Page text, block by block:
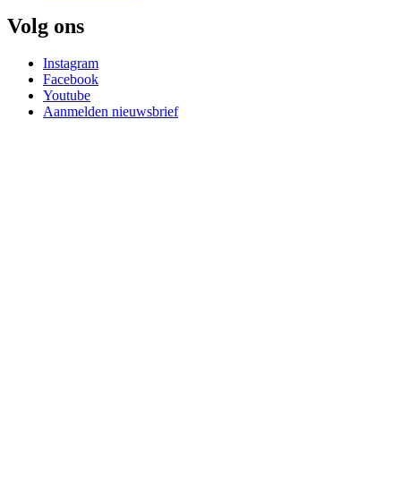
Volg ons
Instagram
Facebook
Youtube
Aanmelden nieuwsbrief